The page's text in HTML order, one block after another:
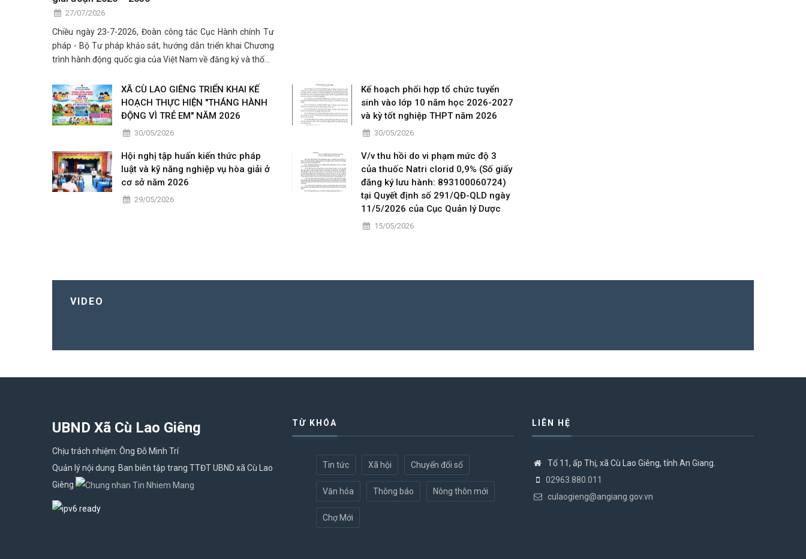
27/07/2026
Chiều ngày 23-7-2026, Đoàn công tác Cục Hành chính Tư
pháp - Bộ Tư pháp khảo sát, hướng dẫn triển khai Chương
trình hành động quốc gia của Việt Nam về đăng ký và thống
Hiển - Phó Cục trưởng Cục Hành chính Tư pháp, B
XÃ CÙ LAO GIÊNG TRIỂN KHAI KẾ
HOẠCH THỰC HIỆN "THÁNG HÀNH
ĐỘNG VÌ TRẺ EM" NĂM 2026
30/05/2026
Kế hoạch phối hợp tổ chức tuyển
sinh vào lớp 10 năm học 2026-2027
và kỳ tốt nghiệp THPT năm 2026
30/05/2026
Hội nghị tập huấn kiến thức pháp
luật và kỹ năng nghiệp vụ hòa giải ở
cơ sở năm 2026
29/05/2026
V/v thu hồi do vi phạm mức độ 3
của thuốc Natri clorid 0,9% (Số giấy
đăng ký lưu hành: 893100060724)
tại Quyết định số 291/QĐ-QLD ngày
11/5/2026 của Cục Quản lý Dược
15/05/2026
VIDEO
UBND Xã Cù Lao Giêng
Chịu trách nhiệm: Ông Đỗ Minh Trí
Quản lý nội dung: Ban biên tập trang TTĐT UBND xã Cù Lao
Giêng
TỪ KHÓA
Tin tức Xã hội Chuyển đổi số
Văn hóa Thông báo Nông thôn mới
Chợ Mới
LIÊN HỆ
Tổ 11, ấp Thị, xã Cù Lao Giêng, tỉnh An Giang.
02963.880.011
culaogieng@angiang.gov.vn